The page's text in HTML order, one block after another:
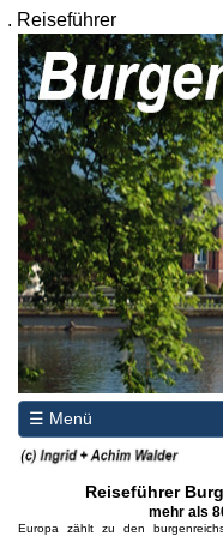
. Reiseführer
☰ Menü
Reiseführer
mehr als
Europa zählt zu den